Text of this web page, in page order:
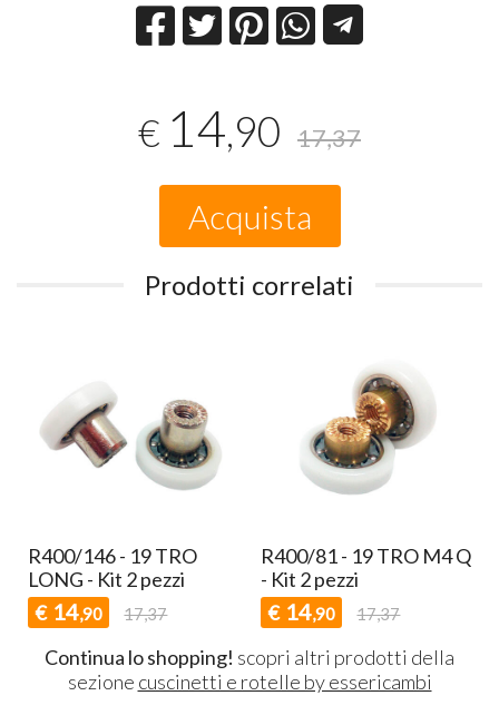
€ 14,90 17,37
Acquista
Prodotti correlati
R400/146 - 19 TRO
LONG - Kit 2 pezzi
€ 14,90 17,37
R400/81 - 19 TRO M4 Q
- Kit 2 pezzi
€ 14,90 17,37
Continua lo shopping! scopri altri prodotti della
sezione cuscinetti e rotelle by essericambi